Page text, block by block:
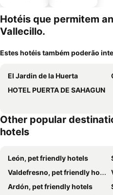
mento
Hotéis que permitem
Vallecillo.
Estes hotéis também poderão
El Jardin de la Huerta
HOTEL PUERTA DE SAHAGUN
Other popular
hotels
León, pet friendly hotels
Valdefresno, pet friendly hotels
Ardón, pet friendly hotels